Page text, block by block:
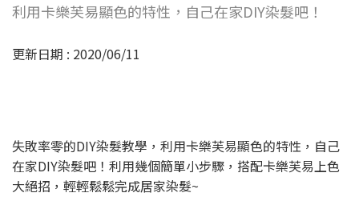
利用卡樂芙易顯色的特性，自己在家DIY染髮吧！
更新日期 : 2020/06/11
失敗率零的DIY染髮教學，利用卡樂芙易顯色的特性，自己
在家DIY染髮吧！利用幾個簡單小步驟，搭配卡樂芙易上色
大絕招，輕輕鬆鬆完成居家染髮~